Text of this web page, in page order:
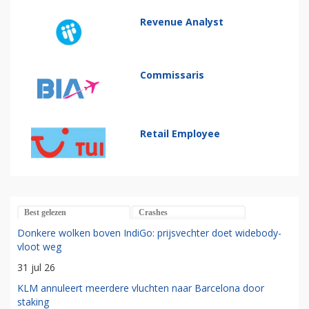
Revenue Analyst
Commissaris
Retail Employee
Best gelezen Crashes
Donkere wolken boven IndiGo: prijsvechter doet widebody-
vloot weg
31 jul 26
KLM annuleert meerdere vluchten naar Barcelona door
staking